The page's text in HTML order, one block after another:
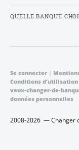
LIVRET
2,10%. DÉTAILS...
Postez
Votre message
QUELLE BANQUE
Se connecter |
Conditions d’utilisation
veux-changer-de-
données personnelles
2008-2026 — Changer